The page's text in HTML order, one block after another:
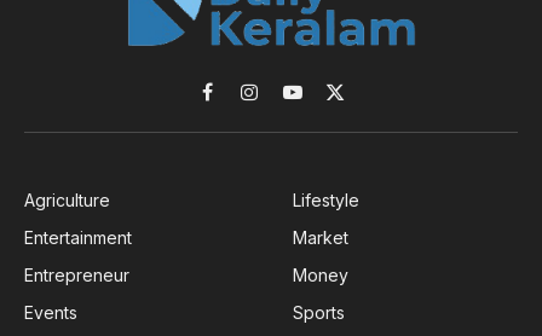
Facebook
InstagramYouTube
X
(Twitter)
Agriculture
Entertainment
Entrepreneur
Events
Lifestyle
Market
Money
Sports